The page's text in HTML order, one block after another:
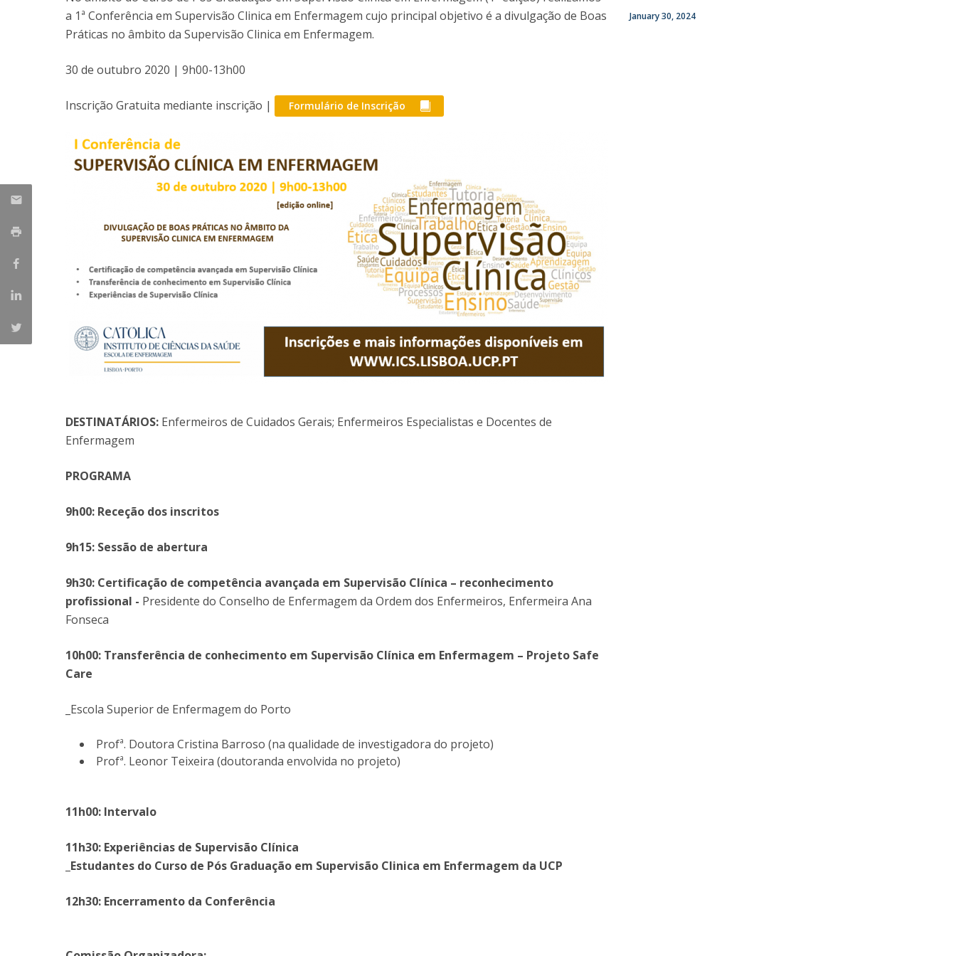
Projetos desenvolvidos
Contactos
a 1ª Conferência em Supervisão Clinica em Enfermagem cujo principal objetivo é a divulgação de Boas
Práticas no âmbito da Supervisão Clinica em Enfermagem.
30 de outubro 2020 | 9h00-13h00
Inscrição Gratuita mediante inscrição | Formulário de Inscrição
DESTINATÁRIOS: Enfermeiros de Cuidados Gerais; Enfermeiros Especialistas e Docentes de
Enfermagem
PROGRAMA
9h00: Receção dos inscritos
9h15: Sessão de abertura
9h30: Certificação de competência avançada em Supervisão Clínica – reconhecimento
profissional - Presidente do Conselho de Enfermagem da Ordem dos Enfermeiros, Enfermeira Ana
Fonseca
10h00: Transferência de conhecimento em Supervisão Clínica em Enfermagem – Projeto Safe
Care
_Escola Superior de Enfermagem do Porto
Profª. Doutora Cristina Barroso (na qualidade de investigadora do projeto)
Profª. Leonor Teixeira (doutoranda envolvida no projeto)
11h00: Intervalo
11h30: Experiências de Supervisão Clínica
_Estudantes do Curso de Pós Graduação em Supervisão Clinica em Enfermagem da UCP
12h30: Encerramento da Conferência
January 30, 2024